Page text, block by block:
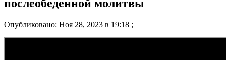
послеобеденной молитвы
Опубликовано: Ноя 28, 2023 в 19:18 ;